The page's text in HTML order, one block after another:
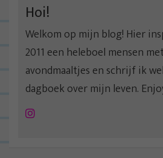
Hoi!
Welkom op mijn blog! Hier
2011 een heleboel mensen
avondmaaltjes en schrijf ik
dagboek over mijn leven.
Instagram